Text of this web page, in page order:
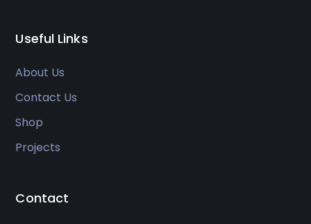
Useful Links
About Us
Contact Us
Shop
Projects
Contact